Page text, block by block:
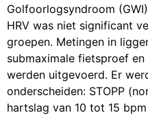
Golfoorlogsyndroom
HRV was niet significant
groepen. Metingen in
submaximale fietsproef
werden uitgevoerd. Er
onderscheiden: STOPP
hartslag van 10 tot 15